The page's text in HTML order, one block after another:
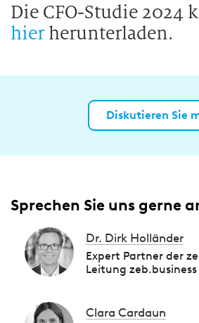
Die CFO-Studie 2024
hierherunterladen.
Diskutieren Sie
Sprechen Sie uns gerne
Dr. Dirk Holländer
Expert Partner der
Leitung
Clara Cardaun